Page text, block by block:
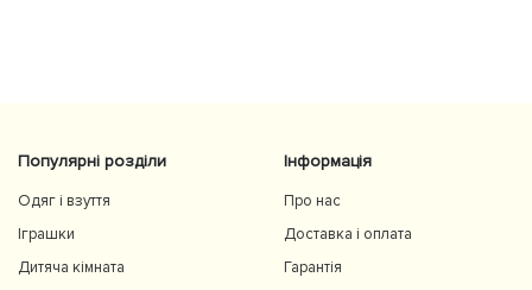
Популярні розділи
Одяг і взуття
Іграшки
Дитяча кімната
Інформація
Про нас
Доставка і оплата
Гарантія